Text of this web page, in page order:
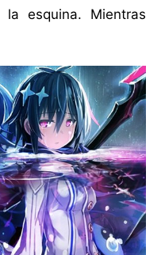
esquina. Mientras